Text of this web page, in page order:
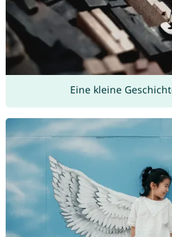
Eine kleine